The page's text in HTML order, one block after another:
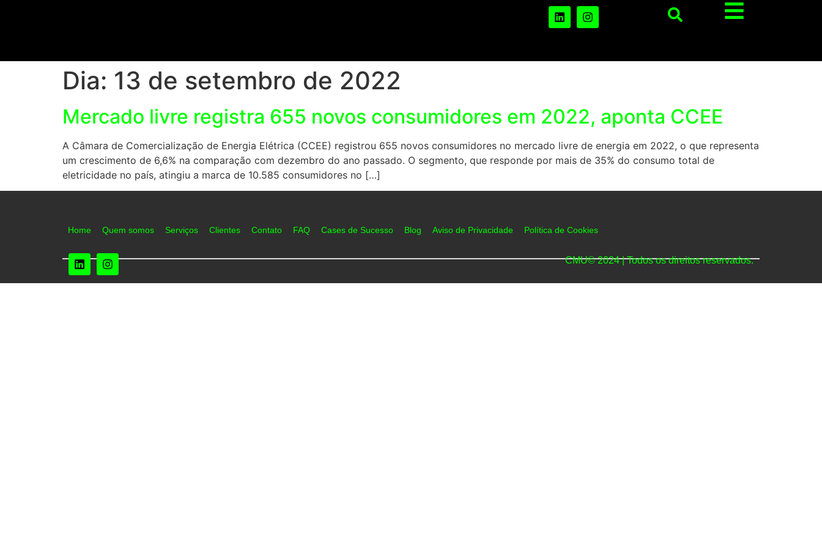
Dia: 13 de setembro de 2022
Mercado livre registra 655 novos consumidores em 2022, aponta CCEE
A Câmara de Comercialização de Energia Elétrica (CCEE) registrou 655 novos consumidores no mercado livre de energia em 2022, o que representa
um crescimento de 6,6% na comparação com dezembro do ano passado. O segmento, que responde por mais de 35% do consumo total de
eletricidade no país, atingiu a marca de 10.585 consumidores no […]
Home Quem somos Serviços Clientes Contato FAQ Cases de Sucesso Blog Aviso de Privacidade Política de Cookies
CMU© 2024 | Todos os direitos reservados.